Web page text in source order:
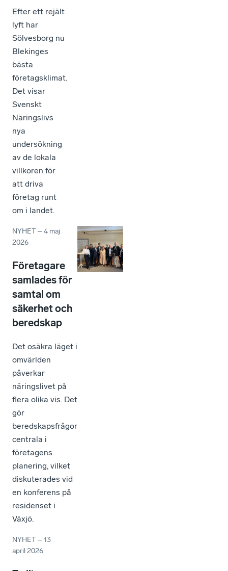
Efter ett rejält
lyft har
Sölvesborg nu
Blekinges
bästa
företagsklimat.
Det visar
Svenskt
Näringslivs
nya
undersökning
av de lokala
villkoren för
att driva
företag runt
om i landet.
NYHET –4 maj
2026
Företagare
samlades för
samtal om
säkerhet och
beredskap
Det osäkra läget i
omvärlden
påverkar
näringslivet på
flera olika vis. Det
gör
beredskapsfrågor
centrala i
företagens
planering, vilket
diskuterades vid
en konferens på
residenset i
Växjö.
NYHET –13
april 2026